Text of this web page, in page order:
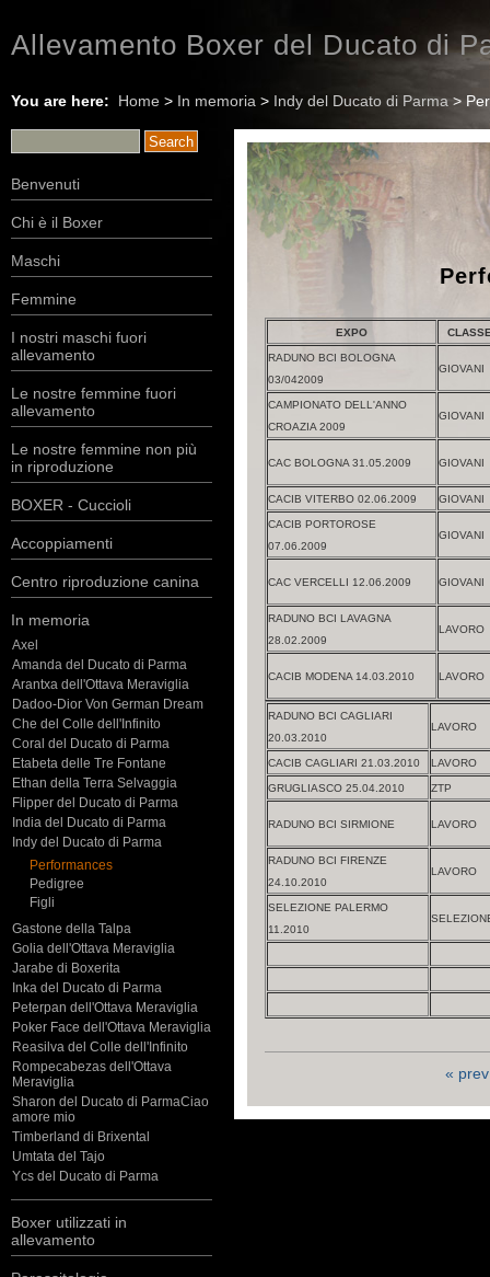
Allevamento Boxer del Ducato di
You are here: Home > In memoria > Indy del Ducato di Parma >
Benvenuti
Chi è il Boxer
Maschi
Femmine
I nostri maschi fuori
allevamento
Le nostre femmine fuori
allevamento
Le nostre femmine non più
in riproduzione
BOXER - Cuccioli
Accoppiamenti
Centro riproduzione canina
In memoria
Axel
Amanda del Ducato di Parma
Arantxa dell'Ottava Meraviglia
Dadoo-Dior Von German Dream
Che del Colle dell'Infinito
Coral del Ducato di Parma
Etabeta delle Tre Fontane
Ethan della Terra Selvaggia
Flipper del Ducato di Parma
India del Ducato di Parma
Indy del Ducato di Parma
Performances
Pedigree
Figli
Gastone della Talpa
Golia dell'Ottava Meraviglia
Jarabe di Boxerita
Inka del Ducato di Parma
Peterpan dell'Ottava Meraviglia
Poker Face dell'Ottava Meraviglia
Reasilva del Colle dell'Infinito
Rompecabezas dell'Ottava
Meraviglia
Sharon del Ducato di ParmaCiao
amore mio
Timberland di Brixental
Umtata del Tajo
Ycs del Ducato di Parma
Boxer utilizzati in
allevamento
EXPO
RADUNO BCI BOLOGNA
03/042009
GIOVANI
CAMPIONATO DELL'ANNO
CROAZIA 2009
GIOVANI
CAC BOLOGNA 31.05.2009 GIOVANI
CACIB VITERBO 02.06.2009 GIOVANI
CACIB PORTOROSE
07.06.2009
GIOVANI
CAC VERCELLI 12.06.2009 GIOVANI
RADUNO BCI LAVAGNA
28.02.2009
LAVORO
CACIB MODENA 14.03.2010 LAVORO
RADUNO BCI CAGLIARI
20.03.2010
LAVORO
CACIB CAGLIARI 21.03.2010 LAVORO
GRUGLIASCO 25.04.2010 ZTP
RADUNO BCI SIRMIONE LAVORO
RADUNO BCI FIRENZE
24.10.2010
LAVORO
SELEZIONE PALERMO
11.2010
« prev